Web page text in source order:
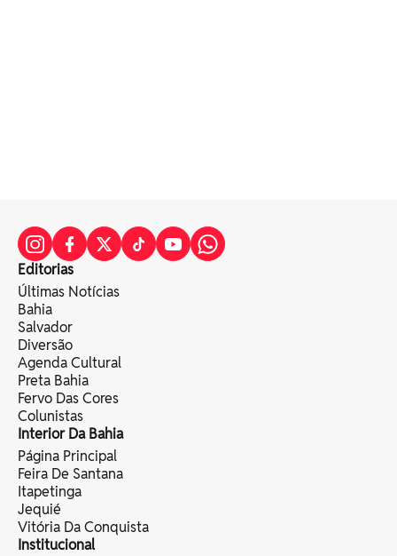
Editorias
Últimas Notícias
Bahia
Salvador
Diversão
Agenda Cultural
Preta Bahia
Fervo Das Cores
Colunistas
Interior Da Bahia
Página Principal
Feira De Santana
Itapetinga
Jequié
Vitória Da Conquista
Institucional